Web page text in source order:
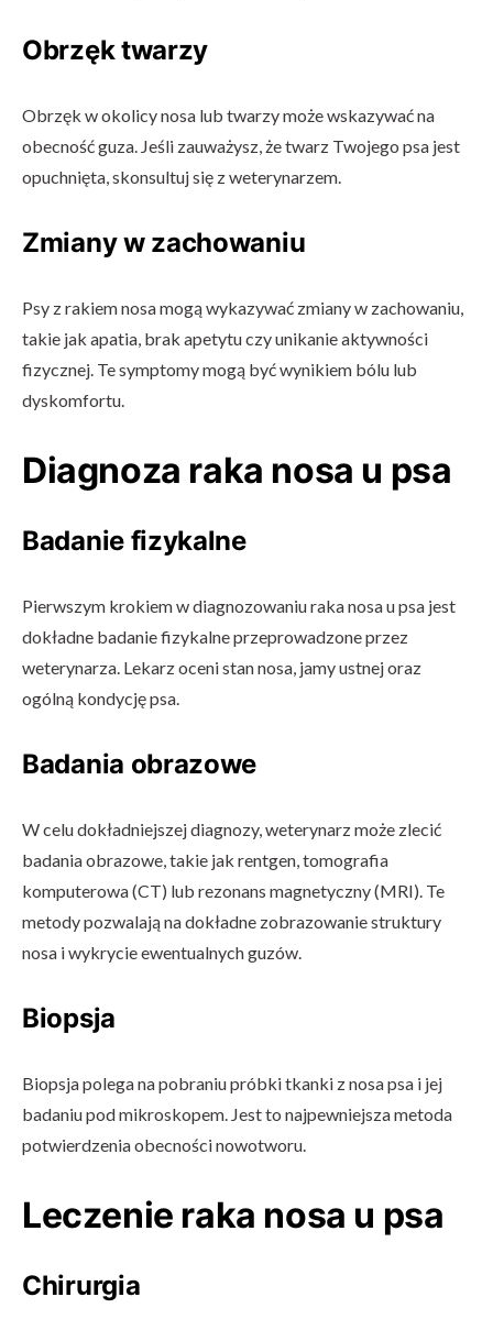
Obrzęk twarzy
Obrzęk w okolicy nosa lub twarzy może wskazywać na
obecność guza. Jeśli zauważysz, że twarz Twojego psa jest
opuchnięta, skonsultuj się z weterynarzem.
Zmiany w zachowaniu
Psy z rakiem nosa mogą wykazywać zmiany w zachowaniu,
takie jak apatia, brak apetytu czy unikanie aktywności
fizycznej. Te symptomy mogą być wynikiem bólu lub
dyskomfortu.
Diagnoza raka nosa u psa
Badanie fizykalne
Pierwszym krokiem w diagnozowaniu raka nosa u psa jest
dokładne badanie fizykalne przeprowadzone przez
weterynarza. Lekarz oceni stan nosa, jamy ustnej oraz
ogólną kondycję psa.
Badania obrazowe
W celu dokładniejszej diagnozy, weterynarz może zlecić
badania obrazowe, takie jak rentgen, tomografia
komputerowa (CT) lub rezonans magnetyczny (MRI). Te
metody pozwalają na dokładne zobrazowanie struktury
nosa i wykrycie ewentualnych guzów.
Biopsja
Biopsja polega na pobraniu próbki tkanki z nosa psa i jej
badaniu pod mikroskopem. Jest to najpewniejsza metoda
potwierdzenia obecności nowotworu.
Leczenie raka nosa u psa
Chirurgia